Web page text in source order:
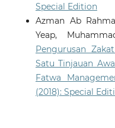
Special Edition
Azman Ab
Yeap,
Pengurusan
Satu Tinjauan
Fatwa
(2018): Special